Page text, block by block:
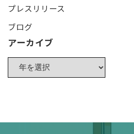
プレスリリース
ブログ
アーカイブ